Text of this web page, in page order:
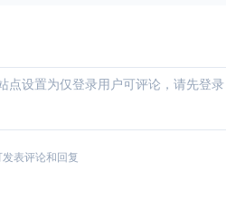
表评论和回复